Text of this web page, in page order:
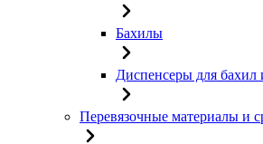
Бахилы
Диспенсеры для бахил
Перевязочные материалы и